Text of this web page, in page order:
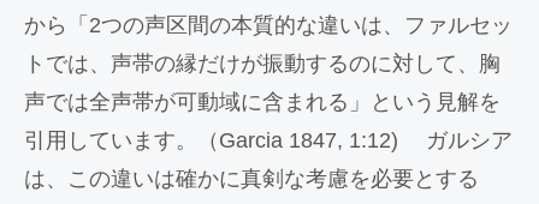
から「2つの声区間の本質的な違いは、ファルセッ
トでは、声帯の縁だけが振動するのに対して、胸
声では全声帯が可動域に含まれる」という見解を
引用しています。（Garcia 1847, 1:12) ガルシア
は、この違いは確かに真剣な考慮を必要とする